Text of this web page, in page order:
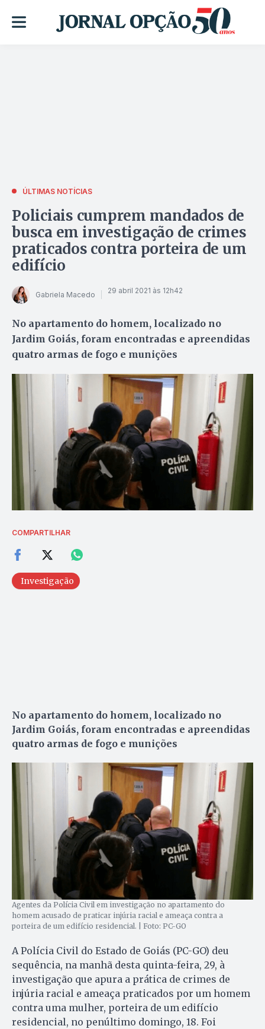
ÚLTIMAS NOTÍCIAS
Policiais cumprem mandados de
busca em investigação de crimes
praticados contra porteira de um
edifício
Gabriela Macedo 29 abril 2021 às 12h42
No apartamento do homem, localizado no
Jardim Goiás, foram encontradas e apreendidas
quatro armas de fogo e munições
COMPARTILHAR
Investigação
No apartamento do homem, localizado no
Jardim Goiás, foram encontradas e apreendidas
quatro armas de fogo e munições
Agentes da Polícia Civil em investigação no apartamento do
homem acusado de praticar injúria racial e ameaça contra a
porteira de um edifício residencial. | Foto: PC-GO
A Polícia Civil do Estado de Goiás (PC-GO) deu
sequência, na manhã desta quinta-feira, 29, à
investigação que apura a prática de crimes de
injúria racial e ameaça praticados por um homem
contra uma mulher, porteira de um edifício
residencial, no penúltimo domingo, 18. Foi